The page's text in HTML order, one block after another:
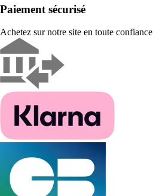
Paiement sécurisé
Achetez sur notre site en toute confiance